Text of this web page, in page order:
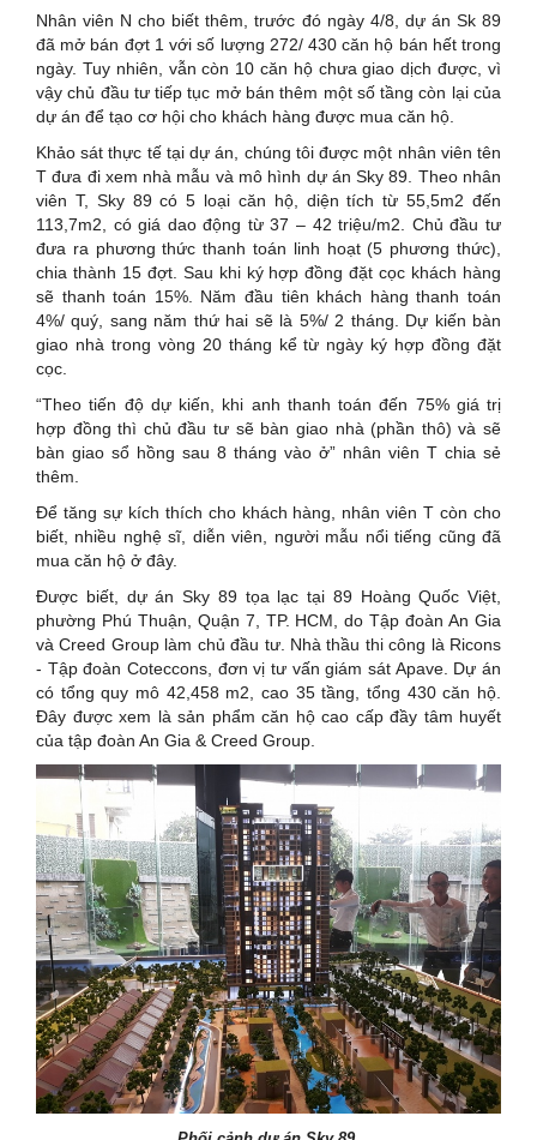
Nhân viên N cho biết thêm, trước đó ngày 4/8, dự án Sk 89
đã mở bán đợt 1 với số lượng 272/ 430 căn hộ bán hết trong
ngày. Tuy nhiên, vẫn còn 10 căn hộ chưa giao dịch được, vì
vậy chủ đầu tư tiếp tục mở bán thêm một số tầng còn lại của
dự án để tạo cơ hội cho khách hàng được mua căn hộ.
Khảo sát thực tế tại dự án, chúng tôi được một nhân viên tên
T đưa đi xem nhà mẫu và mô hình dự án Sky 89. Theo nhân
viên T, Sky 89 có 5 loại căn hộ, diện tích từ 55,5m2 đến
113,7m2, có giá dao động từ 37 – 42 triệu/m2. Chủ đầu tư
đưa ra phương thức thanh toán linh hoạt (5 phương thức),
chia thành 15 đợt. Sau khi ký hợp đồng đặt cọc khách hàng
sẽ thanh toán 15%. Năm đầu tiên khách hàng thanh toán
4%/ quý, sang năm thứ hai sẽ là 5%/ 2 tháng. Dự kiến bàn
giao nhà trong vòng 20 tháng kể từ ngày ký hợp đồng đặt
cọc.
“Theo tiến độ dự kiến, khi anh thanh toán đến 75% giá trị
hợp đồng thì chủ đầu tư sẽ bàn giao nhà (phần thô) và sẽ
bàn giao sổ hồng sau 8 tháng vào ở” nhân viên T chia sẻ
thêm.
Để tăng sự kích thích cho khách hàng, nhân viên T còn cho
biết, nhiều nghệ sĩ, diễn viên, người mẫu nổi tiếng cũng đã
mua căn hộ ở đây.
Được biết, dự án Sky 89 tọa lạc tại 89 Hoàng Quốc Việt,
phường Phú Thuận, Quận 7, TP. HCM, do Tập đoàn An Gia
và Creed Group làm chủ đầu tư. Nhà thầu thi công là Ricons
- Tập đoàn Coteccons, đơn vị tư vấn giám sát Apave. Dự án
có tổng quy mô 42,458 m2, cao 35 tầng, tổng 430 căn hộ.
Đây được xem là sản phẩm căn hộ cao cấp đầy tâm huyết
của tập đoàn An Gia & Creed Group.